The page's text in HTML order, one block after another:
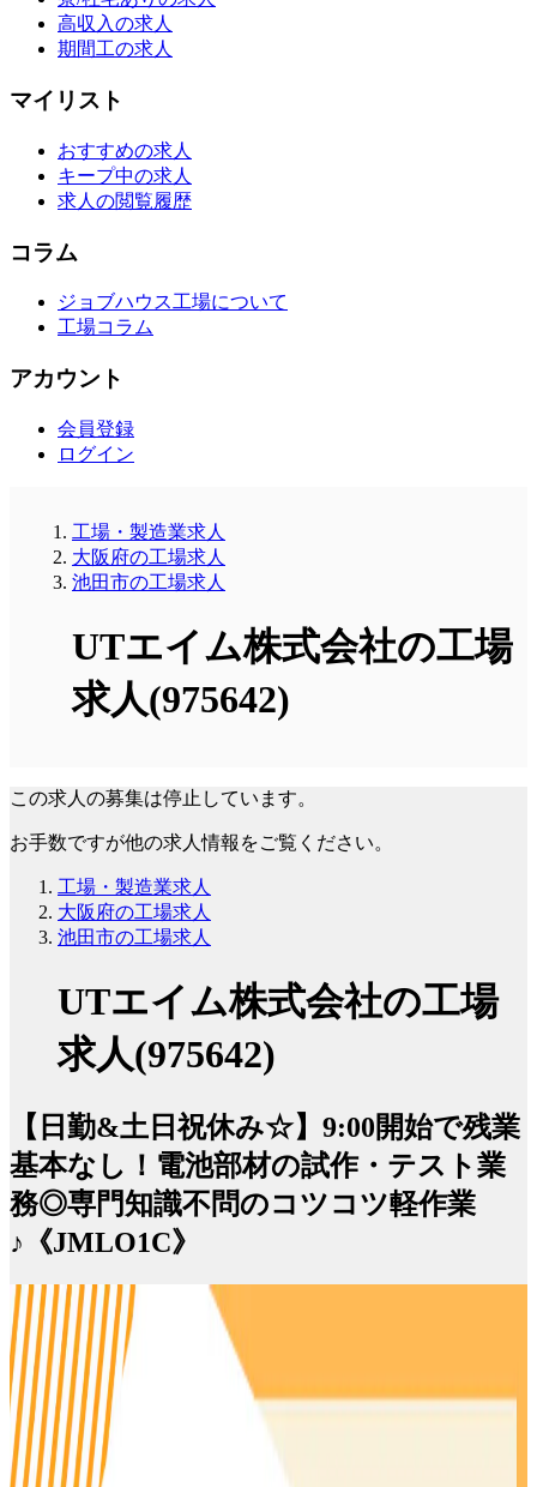
高収入の求人
期間工の求人
マイリスト
おすすめの求人
キープ中の求人
求人の閲覧履歴
コラム
ジョブハウス工場について
工場コラム
アカウント
会員登録
ログイン
工場・製造業求人
大阪府の工場求人
池田市の工場求人
UTエイム株式会社の工場
求人(975642)
この求人の募集は停止しています。
お手数ですが他の求人情報をご覧ください。
工場・製造業求人
大阪府の工場求人
池田市の工場求人
UTエイム株式会社の工場
求人(975642)
【日勤&土日祝休み☆】9:00開始で残業
基本なし！電池部材の試作・テスト業
務◎専門知識不問のコツコツ軽作業
♪《JMLO1C》